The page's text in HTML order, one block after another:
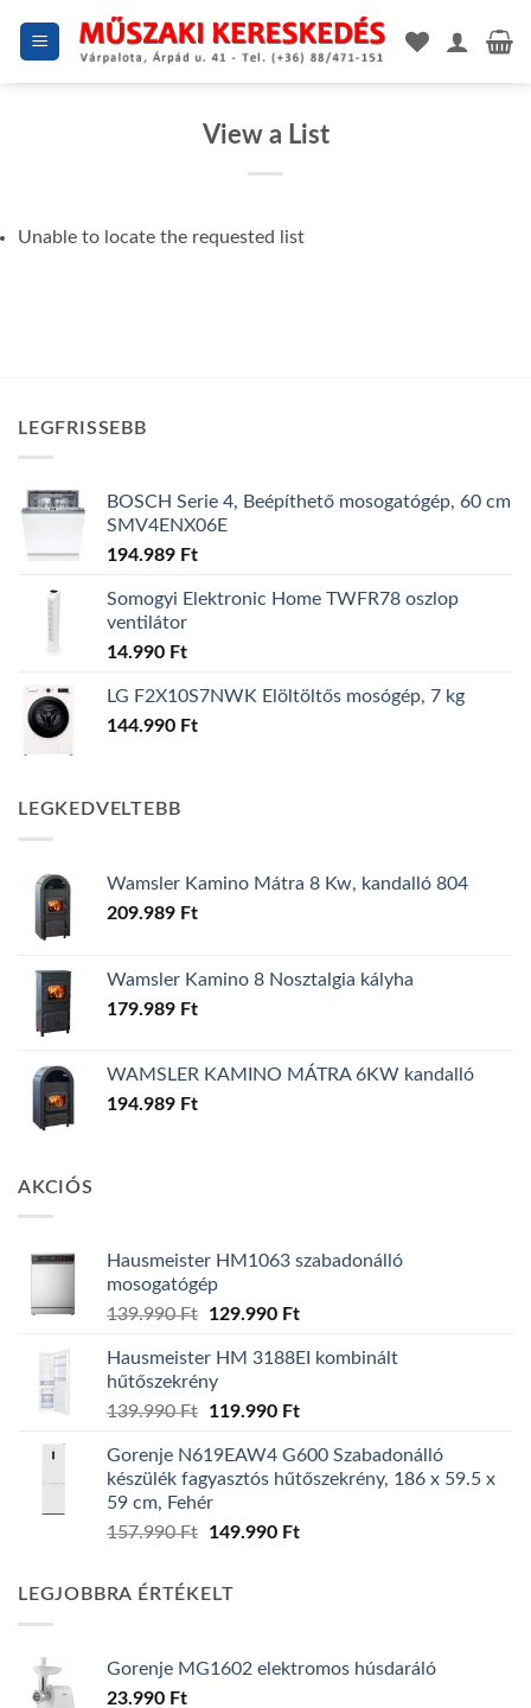
View a List
Unable to locate the requested list
LEGFRISSEBB
BOSCH Serie 4, Beépíthető mosogatógép, 60 cm
SMV4ENX06E
194.989 Ft
Somogyi Elektronic Home TWFR78 oszlop
ventilátor
14.990 Ft
LG F2X10S7NWK Elöltöltős mosógép, 7 kg
144.990 Ft
LEGKEDVELTEBB
Wamsler Kamino Mátra 8 Kw, kandalló 804
209.989 Ft
Wamsler Kamino 8 Nosztalgia kályha
179.989 Ft
WAMSLER KAMINO MÁTRA 6KW kandalló
194.989 Ft
AKCIÓS
Hausmeister HM1063 szabadonálló
mosogatógép
139.990Ft
Original
was:
139.990 Ft.
129.990 FtCurrent
is:
Hausmeister HM 3188EI kombinált
hűtőszekrény
139.990Ft
Original
was:
139.990 Ft.
119.990 FtCurrent
is:
119.990 Ft.
Gorenje N619EAW4 G600 Szabadonálló
készülék fagyasztós hűtőszekrény, 186 x 59.5 x
59 cm, Fehér
157.990Ft
Original
157.990 Ft.
149.990 FtCurrent
LEGJOBBRA ÉRTÉKELT
Gorenje MG1602 elektromos húsdaráló
23.990 Ft